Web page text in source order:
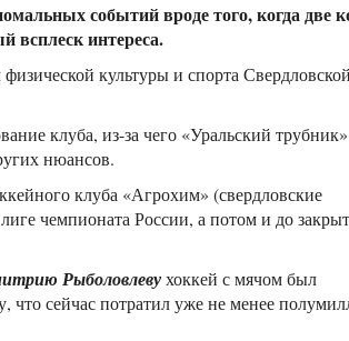
событий вроде того, когда две
всплеск интереса.
культуры и спорта Свердловской
клуба, из-за чего «Уральский трубник»
нюансов.
клуба «Агрохим» (свердловские
чемпионата России, а потом и до
Рыболовлевухоккей с мячом был
сейчас потратил уже не менее